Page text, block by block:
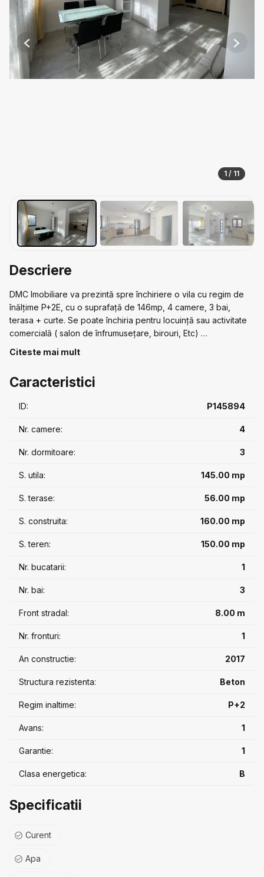
1 / 11
Previous Next
Descriere
DMC Imobiliare va prezintă spre închiriere o vila cu regim de
înălțime P+2E, cu o suprafață de 146mp, 4 camere, 3 bai,
terasa + curte. Se poate închiria pentru locuință sau activitate
comercială ( salon de înfrumusețare, birouri, Etc)
Pentru mai multe detalii și stabilirea unei vizionari ne puteți
Citeste mai mult
Caracteristici
ID: P145894
Nr. camere: 4
Nr. dormitoare: 3
S. utila: 145.00 mp
S. terase: 56.00 mp
S. construita: 160.00 mp
S. teren: 150.00 mp
Nr. bucatarii: 1
Nr. bai: 3
Front stradal: 8.00 m
Nr. fronturi: 1
An constructie: 2017
Structura rezistenta: Beton
Regim inaltime: P+2
Avans: 1
Garantie: 1
Clasa energetica: B
Specificatii
Curent
Apa